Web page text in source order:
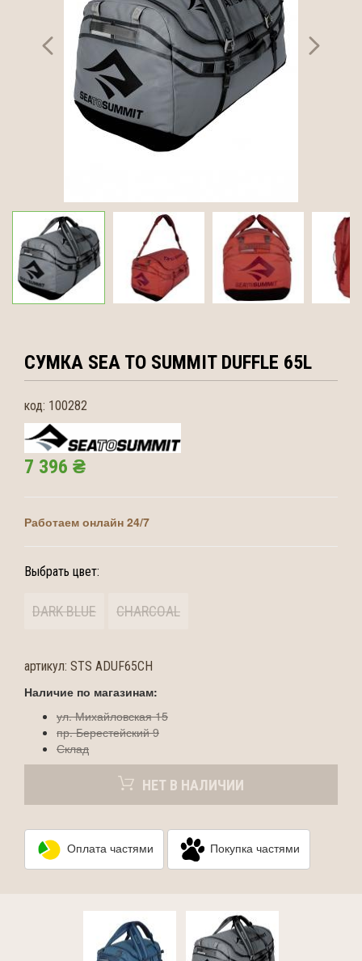
СУМКА SEA TO SUMMIT DUFFLE 65L
код: 100282
7 396 ₴
Работаем онлайн 24/7
Выбрать цвет:
DARK BLUE CHARCOAL
артикул: STS ADUF65CH
Наличие по магазинам:
ул. Михайловская 15
пр. Берестейский 9
Склад
НЕТ В НАЛИЧИИ
Оплата частями Покупка частями